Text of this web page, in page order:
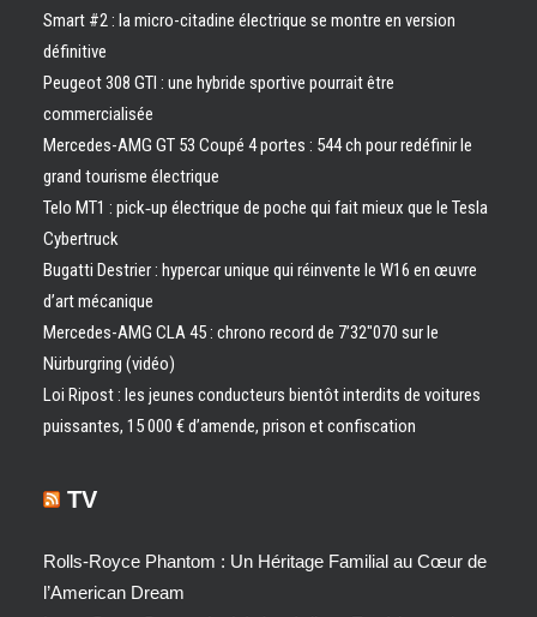
Smart #2 : la micro-citadine électrique se montre en version
définitive
Peugeot 308 GTI : une hybride sportive pourrait être
commercialisée
Mercedes-AMG GT 53 Coupé 4 portes : 544 ch pour redéfinir le
grand tourisme électrique
Telo MT1 : pick‑up électrique de poche qui fait mieux que le Tesla
Cybertruck
Bugatti Destrier : hypercar unique qui réinvente le W16 en œuvre
d’art mécanique
Mercedes-AMG CLA 45 : chrono record de 7’32″070 sur le
Nürburgring (vidéo)
Loi Ripost : les jeunes conducteurs bientôt interdits de voitures
puissantes, 15 000 € d’amende, prison et confiscation
TV
Rolls-Royce Phantom : Un Héritage Familial au Cœur de
l’American Dream